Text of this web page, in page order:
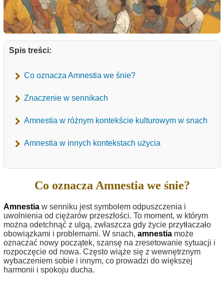
Spis treści:
Co oznacza Amnestia we śnie?
Znaczenie w sennikach
Amnestia w różnym kontekście kulturowym w snach
Amnestia w innych kontekstach użycia
Co oznacza Amnestia we śnie?
Amnestia w senniku jest symbolem odpuszczenia i
uwolnienia od ciężarów przeszłości. To moment, w którym
można odetchnąć z ulgą, zwłaszcza gdy życie przytłaczało
obowiązkami i problemami. W snach, amnestia może
oznaczać nowy początek, szansę na zresetowanie sytuacji i
rozpoczęcie od nowa. Często wiąże się z wewnętrznym
wybaczeniem sobie i innym, co prowadzi do większej
harmonii i spokoju ducha.